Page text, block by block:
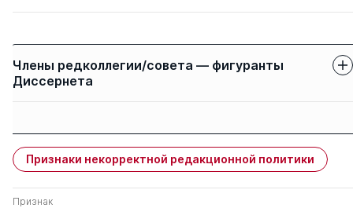
Члены редколлегии/совета — фигуранты
Диссернета
Розенберг Геннадий
Самуилович
д. биолог.н. 0 0
Признаки некорректной редакционной политики
Признак